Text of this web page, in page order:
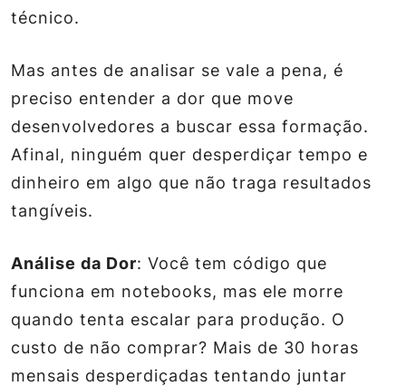
técnico.
Mas antes de analisar se vale a pena, é
preciso entender a dor que move
desenvolvedores a buscar essa formação.
Afinal, ninguém quer desperdiçar tempo e
dinheiro em algo que não traga resultados
tangíveis.
Análise da Dor: Você tem código que
funciona em notebooks, mas ele morre
quando tenta escalar para produção. O
custo de não comprar? Mais de 30 horas
mensais desperdiçadas tentando juntar